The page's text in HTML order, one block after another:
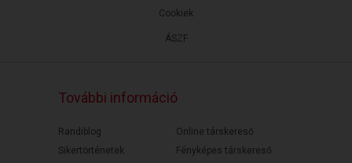
ÁSZF
Cookiek
További információ
Randiblog
Sikertörténetek
Online társkereső
Fényképes társkereső